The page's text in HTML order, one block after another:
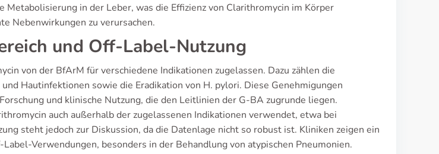
Metabolisierung in der Leber, was die Effizienz von Clarithromycin im Körper
Nebenwirkungen zu verursachen.
und Off-Label-Nutzung
von der BfArM für verschiedene Indikationen zugelassen. Dazu zählen die
Hautinfektionen sowie die Eradikation von H. pylori. Diese Genehmigungen
und klinische Nutzung, die den Leitlinien der G-BA zugrunde liegen.
auch außerhalb der zugelassenen Indikationen verwendet, etwa bei
steht jedoch zur Diskussion, da die Datenlage nicht so robust ist. Kliniken zeigen ein
Verwendungen, besonders in der Behandlung von atypischen Pneumonien.